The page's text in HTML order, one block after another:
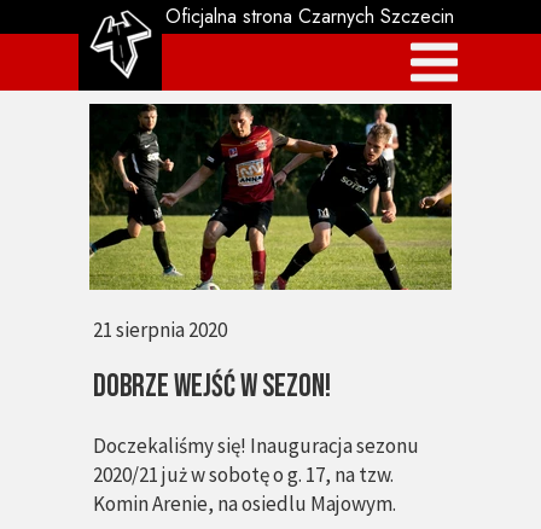
Doczekaliśmy się! Inauguracja sezonu
2020/21 już w sobotę o g. 17, na tzw.
Komin Arenie, na osiedlu Majowym.
Dobrze wejść w sezon!
21 sierpnia 2020
Oficjalna strona Czarnych Szczecin